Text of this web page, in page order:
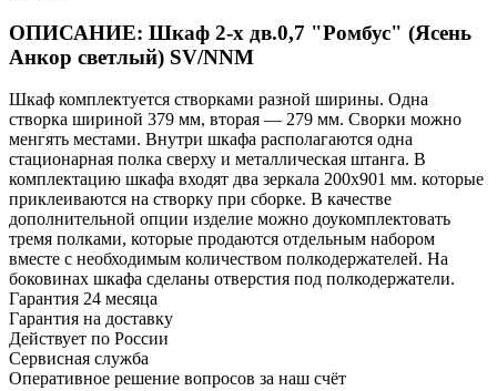
ОПИСАНИЕ: Шкаф 2-х дв.0,7 "Ромбус" (Ясень
Анкор светлый) SV/NNM
Шкаф комплектуется створками разной ширины. Одна
створка шириной 379 мм, вторая — 279 мм. Сворки можно
менгять местами. Внутри шкафа располагаются одна
стационарная полка сверху и металлическая штанга. В
комплектацию шкафа входят два зеркала 200х901 мм. которые
приклеиваются на створку при сборке. В качестве
дополнительной опции изделие можно доукомплектовать
тремя полками, которые продаются отдельным набором
вместе с необходимым количеством полкодержателей. На
боковинах шкафа сделаны отверстия под полкодержатели.
Гарантия 24 месяца
Гарантия на доставку
Действует по России
Сервисная служба
Оперативное решение вопросов за наш счёт